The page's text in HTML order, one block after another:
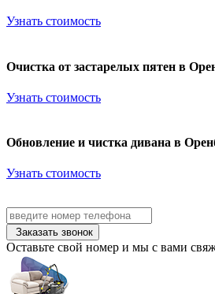
Узнать стоимость
Очистка от застарелых пятен в
Узнать стоимость
Обновление и чистка дивана в
Узнать стоимость
Заказать звонок
Оставьте свой номер и мы с вами